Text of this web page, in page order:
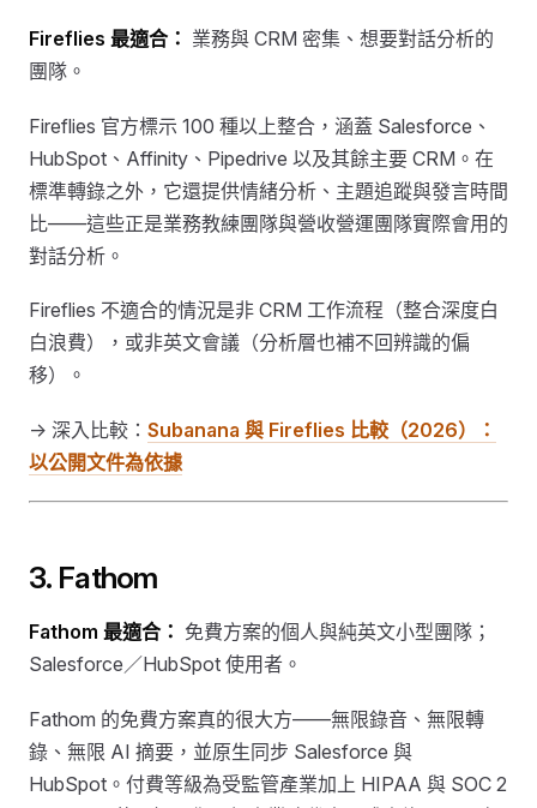
Fireflies 最適合： 業務與 CRM 密集、想要對話分析的
團隊。
Fireflies 官方標示 100 種以上整合，涵蓋 Salesforce、
HubSpot、Affinity、Pipedrive 以及其餘主要 CRM。在
標準轉錄之外，它還提供情緒分析、主題追蹤與發言時間
比——這些正是業務教練團隊與營收營運團隊實際會用的
對話分析。
Fireflies 不適合的情況是非 CRM 工作流程（整合深度白
白浪費），或非英文會議（分析層也補不回辨識的偏
移）。
→ 深入比較： Subanana 與 Fireflies 比較（2026）：
以公開文件為依據
3. Fathom
Fathom 最適合： 免費方案的個人與純英文小型團隊；
Salesforce／HubSpot 使用者。
Fathom 的免費方案真的很大方——無限錄音、無限轉
錄、無限 AI 摘要，並原生同步 Salesforce 與
HubSpot。付費等級為受監管產業加上 HIPAA 與 SOC 2